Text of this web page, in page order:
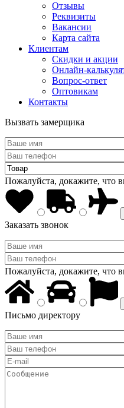
Отзывы
Реквизиты
Вакансии
Карта сайта
Клиентам
Скидки и акции
Онлайн-
Вопрос-ответ
Оптовикам
Контакты
Вызвать замерщика
Пожалуйста, докажите, что
Заказать звонок
Пожалуйста, докажите, что
Письмо директору